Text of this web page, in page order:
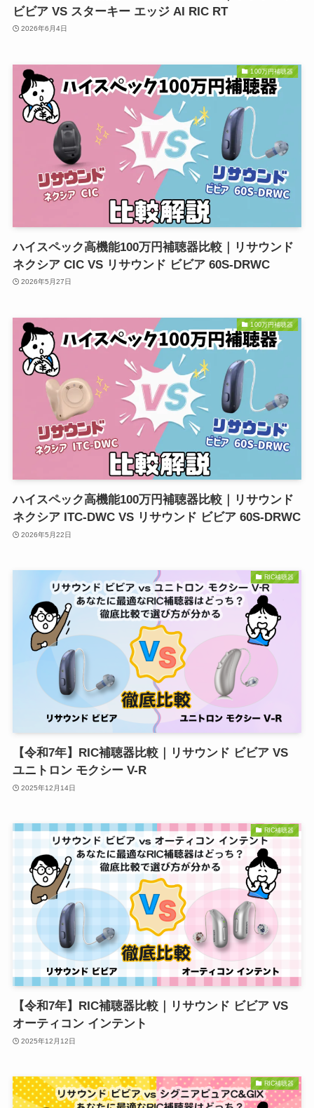
ビビア VS スターキー エッジ AI RIC RT
2026年6月4日
100万円補聴器
ハイスペック高機能100万円補聴器比較｜リサウンド
ネクシア CIC VS リサウンド ビビア 60S-DRWC
2026年5月27日
100万円補聴器
ハイスペック高機能100万円補聴器比較｜リサウンド
ネクシア ITC-DWC VS リサウンド ビビア 60S-DRWC
2026年5月22日
RIC補聴器
【令和7年】RIC補聴器比較｜リサウンド ビビア VS
ユニトロン モクシー V-R
2025年12月14日
RIC補聴器
【令和7年】RIC補聴器比較｜リサウンド ビビア VS
オーティコン インテント
2025年12月12日
RIC補聴器